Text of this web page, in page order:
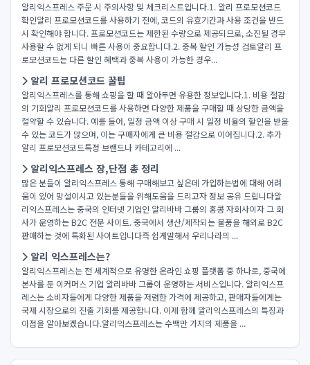
알리익스프레스 주문 시 주의사항 및 체크리스트입니다.1. 알리 프로모션코드
확인알리 프로모션코드를 사용하기 전에, 코드의 유효기간과 사용 조건을 반드
시 확인해야 합니다. 프로모션코드는 제한된 수량으로 제공되므로, 소진될 경우
사용할 수 없게 되니 빠른 사용이 중요합니다.2. 중복 할인 가능성 검토알리 프
로모션코드는 다른 할인 혜택과 중복 사용이 가능한 경우...
알리 프로모션코드 꿀팁
알리익스프레스를 통해 쇼핑을 할 때 알아두면 유용한 정보입니다.1. 비용 절감
의 기회알리 프로모션코드를 사용하면 다양한 제품을 구매할 때 상당한 금액을
절약할 수 있습니다. 예를 들어, 일정 금액 이상 구매 시 일정 비율의 할인을 받을
수 있는 코드가 많으며, 이는 구매자에게 큰 비용 절감으로 이어집니다.2. 추가
알리 프로모션코드특정 브랜드나 카테고리에 ...
알리익스프레스 장,단점 총 정리
많은 분들이 알리익스프레스 통해 구매해보고 싶은데 가입하는법에 대해 어려
움이 있어 망설이시고 있는분들을 위해도움을 드리고자 정보 공유 드립니다​알
리익스프레스는 중국의 인터넷 기업인 알리바바 그룹의 홍콩 자회사이자 그 회
사가 운영하는 B2C 전문 사이트. 중국에서 생산/제작되는 물품을 해외로 B2C
판매하는 것에 특화된 사이트입니다​즉 쉽게말해서 우리나라의 ...
알리 익스프레스는?
알리익스프레스는 전 세계적으로 유명한 온라인 쇼핑 플랫폼 중 하나로, 중국에
본사를 둔 이커머스 기업 알리바바 그룹이 운영하는 서비스입니다. 알리익스프
레스는 소비자들에게 다양한 제품을 저렴한 가격에 제공하고, 판매자들에게는
국제 시장으로의 진출 기회를 제공합니다. 이제 함께 알리익스프레스의 특징과
이점을 알아보겠습니다.알리익스프레스는 수백만 가지의 제품을 ...